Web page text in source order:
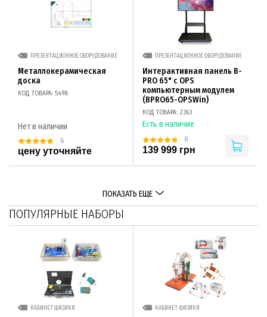
ПРЕЗЕНТАЦИОННОЕ ОБОРУДОВАНИЕ
Металлокерамическая
доска
КОД ТОВАРА: 5498
Нет в наличии
6
цену уточняйте
ПРЕЗЕНТАЦИОННОЕ ОБОРУДОВАНИЕ
Интерактивная панель B-
PRO 65" с OPS
компьютерным модулем
(BPRO65-OPSWin)
КОД ТОВАРА: 2363
Есть в наличие
8
139 999 грн
ПОКАЗАТЬ ЕЩЕ
ПОПУЛЯРНЫЕ НАБОРЫ
КАБИНЕТ ФИЗИКИ КАБИНЕТ ФИЗИКИ